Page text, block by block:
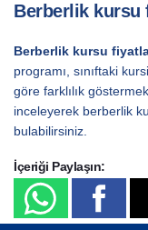
Berberlik kursu
Berberlik kursu
programı, sınıftaki
göre farklılık
inceleyerek berberlik
bulabilirsiniz.
İçeriği Paylaşın: